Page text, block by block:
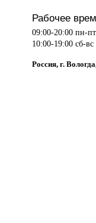
Рабочее
09:00-20:00 пн-пт
10:00-19:00 сб-вс
Россия, г.